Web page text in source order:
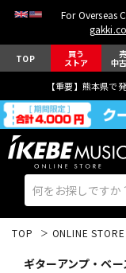
For Overseas
TOP 買う
ストア 中
【重要】熊本県で
TOP ONLINE STORE
ギターアンプ・ベ